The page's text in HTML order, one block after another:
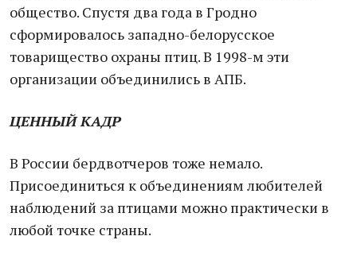
общество. Спустя два года в Гродно
сформировалось западно-белорусское
товарищество охраны птиц. В 1998-м эти
организации объединились в АПБ.
ЦЕННЫЙ КАДР
В России бердвотчеров тоже немало.
Присоединиться к объединениям любителей
наблюдений за птицами можно практически в
любой точке страны.